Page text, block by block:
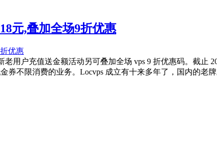
元,叠加全场9折优惠
用户充值送金额活动另可叠加全场 vps 9 折优惠码。截止
券不限消费的业务。Locvps 成立有十来多年了，国内的